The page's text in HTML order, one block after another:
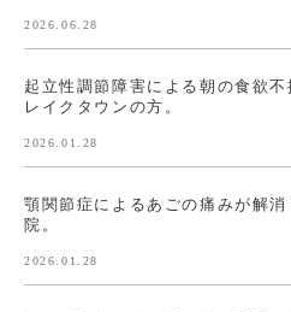
2026.06.28
起立性調節障害による朝の食欲
レイクタウンの方。
2026.01.28
顎関節症によるあごの痛みが解
院。
2026.01.28